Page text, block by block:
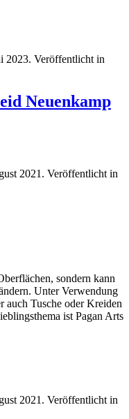
2023. Veröffentlicht in
Neuenkamp
2021 . Veröffentlicht in
sondern kann
Unter Verwendung
auch Tusche oder Kreiden
ist Pagan Arts
2021 . Veröffentlicht in